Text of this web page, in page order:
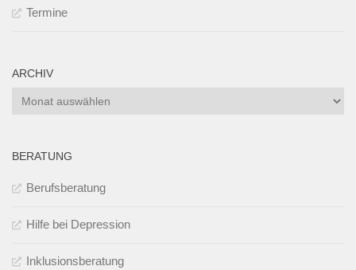
Termine
ARCHIV
Archiv
BERATUNG
Berufsberatung
Hilfe bei Depression
Inklusionsberatung